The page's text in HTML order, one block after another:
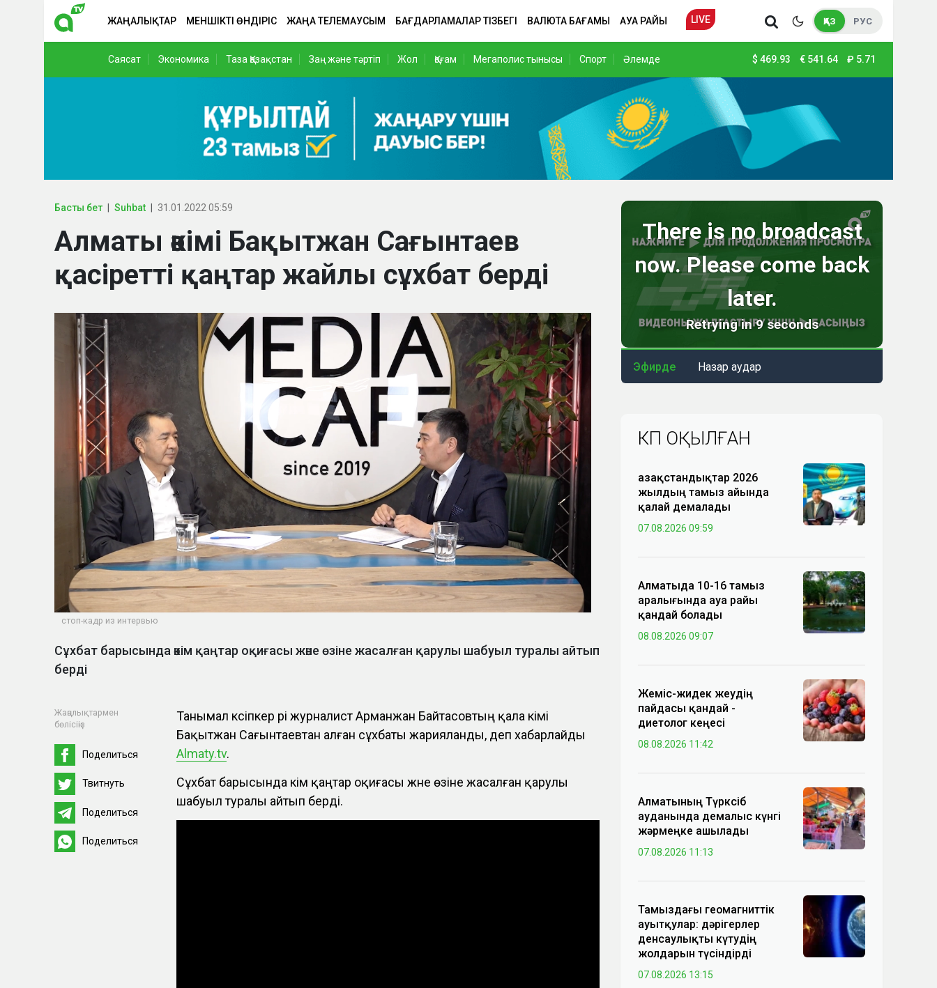
ЖАҢАЛЫҚТАР МЕНШІКТІ ӨНДІРІС ЖАҢА ТЕЛЕМАУСЫМ БАҒДАРЛАМАЛАР ТІЗБЕГІ ВАЛЮТА БАҒАМЫ АУА РАЙЫ LIVE ҚАЗ РУС
Саясат Экономика Таза Қазақстан Заң және тәртіп Жол Қоғам Мегаполис тынысы Спорт Әлемде $ 469.93 € 541.64 ₽ 5.71
Басты бет Suhbat 31.01.2022 05:59
Алматы әкімі Бақытжан Сағынтаев
қасіретті қаңтар жайлы сұхбат берді
стоп-кадр из интервью
Сұхбат барысында әкім қаңтар оқиғасы және өзіне жасалған қарулы шабуыл туралы айтып
берді
Жаңалықтармен
бөлісіңіз
Поделиться
Твитнуть
Поделиться
Поделиться
Танымал кәсіпкер әрі журналист Арманжан Байтасовтың қала әкімі
Бақытжан Сағынтаевтан алған сұхбаты жарияланды, деп хабарлайды
Almaty.tv.
Сұхбат барысында әкім қаңтар оқиғасы және өзіне жасалған қарулы
шабуыл туралы айтып берді.
Эфирде Назар аудар
КӨП ОҚЫЛҒАН
Қазақстандықтар 2026
жылдың тамыз айында
қалай демалады
07.08.2026 09:59
Алматыда 10-16 тамыз
аралығында ауа райы
қандай болады
08.08.2026 09:07
Жеміс-жидек жеудің
пайдасы қандай -
диетолог кеңесі
08.08.2026 11:42
Алматының Түрксіб
ауданында демалыс күнгі
жәрмеңке ашылады
07.08.2026 11:13
Тамыздағы геомагниттік
ауытқулар: дәрігерлер
денсаулықты күтудің
жолдарын түсіндірді
07.08.2026 13:15